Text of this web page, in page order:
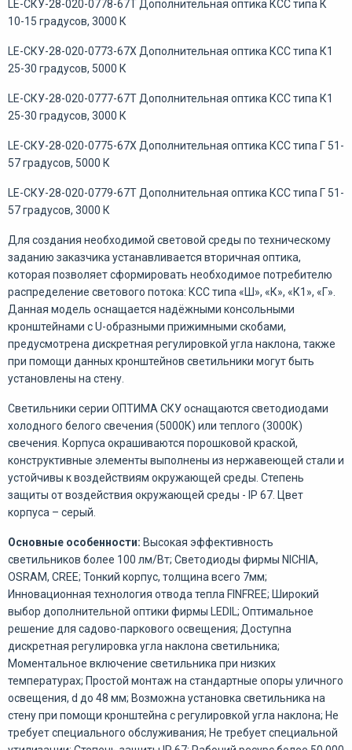
LE-СКУ-28-020-0778-67Т Дополнительная оптика КСС типа К
10-15 градусов, 3000 К
LE-СКУ-28-020-0773-67Х Дополнительная оптика КСС типа К1
25-30 градусов, 5000 К
LE-СКУ-28-020-0777-67Т Дополнительная оптика КСС типа К1
25-30 градусов, 3000 К
LE-СКУ-28-020-0775-67Х Дополнительная оптика КСС типа Г 51-
57 градусов, 5000 К
LE-СКУ-28-020-0779-67Т Дополнительная оптика КСС типа Г 51-
57 градусов, 3000 К
Для создания необходимой световой среды по техническому
заданию заказчика устанавливается вторичная оптика,
которая позволяет сформировать необходимое потребителю
распределение светового потока: КСС типа «Ш», «К», «К1», «Г».
Данная модель оснащается надёжными консольными
кронштейнами с U-образными прижимными скобами,
предусмотрена дискретная регулировкой угла наклона, также
при помощи данных кронштейнов светильники могут быть
установлены на стену.
Светильники серии ОПТИМА СКУ оснащаются светодиодами
холодного белого свечения (5000К) или теплого (3000К)
свечения. Корпуса окрашиваются порошковой краской,
конструктивные элементы выполнены из нержавеющей стали и
устойчивы к воздействиям окружающей среды. Степень
защиты от воздействия окружающей среды - IP 67. Цвет
корпуса – серый.
Основные особенности: Высокая эффективность
светильников более 100 лм/Вт; Светодиоды фирмы NICHIA,
OSRAM, CREE; Тонкий корпус, толщина всего 7мм;
Инновационная технология отвода тепла FINFREE; Широкий
выбор дополнительной оптики фирмы LEDIL; Оптимальное
решение для садово-паркового освещения; Доступна
дискретная регулировка угла наклона светильника;
Моментальное включение светильника при низких
температурах; Простой монтаж на стандартные опоры уличного
освещения, d до 48 мм; Возможна установка светильника на
стену при помощи кронштейна с регулировкой угла наклона; Не
требует специального обслуживания; Не требует специальной